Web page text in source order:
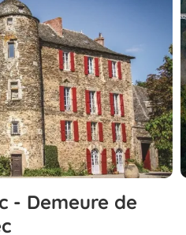
- Demeure de